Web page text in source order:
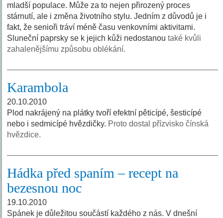
mladší populace. Může za to nejen přirozený proces
stárnutí, ale i změna životního stylu. Jedním z důvodů je i
fakt, že senioři tráví méně času venkovními aktivitami.
Sluneční paprsky se k jejich kůži nedostanoutaké kvůli
zahalenějšímu způsobu oblékání.
Karambola
20.10.2010
Plod nakrájený na plátky tvoří efektní pěticípé, šesticípé
nebo i sedmicípé hvězdičky. Proto dostal přízvisko čínská
hvězdice.
Hádka před spaním – recept na
bezesnou noc
19.10.2010
Spánek je důležitou součástí každého z nás. V dnešní